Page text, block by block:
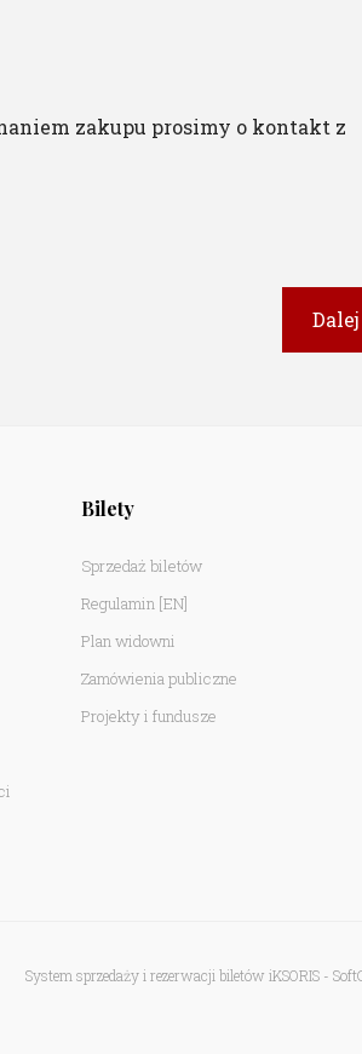
zakupu prosimy o kontakt z
Dalej
Bilety
Sprzedaż biletów
Regulamin [EN]
Plan widowni
Zamówienia publiczne
Projekty i fundusze
System sprzedaży i rezerwacji biletów iKSORIS -